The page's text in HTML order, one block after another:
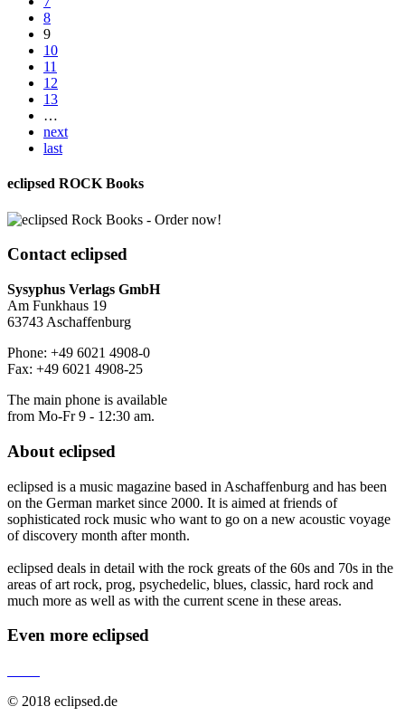
8
9
10
11
12
13
…
next
last
eclipsed ROCK Books
Contacteclipsed
Sysyphus Verlags GmbH
Am Funkhaus 19
63743 Aschaffenburg
Phone: +49 6021 4908-0
Fax: +49 6021 4908-25
The main phone is available
from Mo-Fr 9 - 12:30 am.
About eclipsed
eclipsed is a music magazine based in Aschaffenburg and has been
on the German market since 2000. It is aimed at friends of
sophisticated rock music who want to go on a new acoustic voyage
of discovery month after month.
eclipsed deals in detail with the rock greats of the 60s and 70s in the
areas of art rock, prog, psychedelic, blues, classic, hard rock and
much more as well as with the current scene in these areas.
Even more eclipsed
© 2018 eclipsed.de